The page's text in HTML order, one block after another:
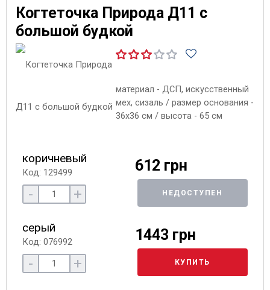
Когтеточка Природа Д11 с
большой будкой
материал - ДСП, искусственный
мех, сизаль / размер основания -
36х36 см / высота - 65 см
коричневый
Код: 129499 612 грн
- + НЕДОСТУПЕН
серый
Код: 076992 1443 грн
- + КУПИТЬ